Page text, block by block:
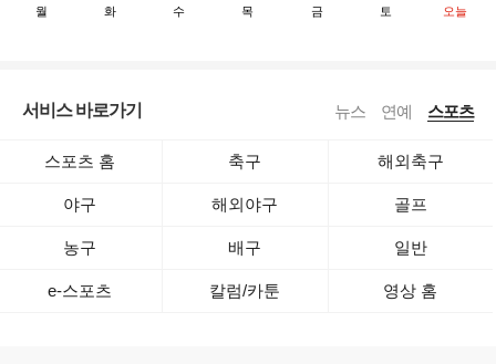
월 화 수 목 금 토 오늘
서비스 바로가기 뉴스 연예 스포츠
스포츠 홈 축구 해외축구
야구 해외야구 골프
농구 배구 일반
e-스포츠 칼럼/카툰 영상 홈